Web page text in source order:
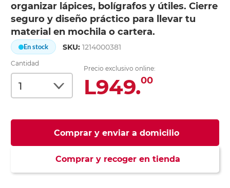
organizar lápices, bolígrafos y útiles. Cierre
seguro y diseño práctico para llevar tu
material en mochila o cartera.
En stock SKU:1214000381
Cantidad
Precio exclusivo online:
L949.00
Comprar y enviar a domicilio
Comprar y recoger en tienda